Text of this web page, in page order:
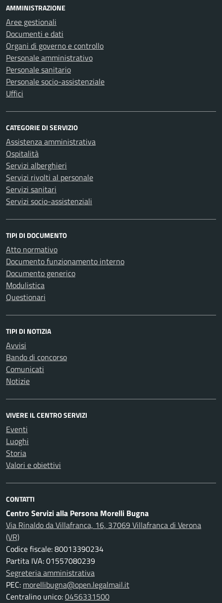
AMMINISTRAZIONE
Aree gestionali
Documenti e dati
Organi di governo e controllo
Personale amministrativo
Personale sanitario
Personale socio-assistenziale
Uffici
CATEGORIE DI SERVIZIO
Assistenza amministrativa
Ospitalità
Servizi alberghieri
Servizi rivolti al personale
Servizi sanitari
Servizi socio-assistenziali
TIPI DI DOCUMENTO
Atto normativo
Documento funzionamento interno
Documento generico
Modulistica
Questionari
TIPI DI NOTIZIA
Avvisi
Bando di concorso
Comunicati
Notizie
VIVERE IL CENTRO SERVIZI
Eventi
Luoghi
Storia
Valori e obiettivi
CONTATTI
Centro Servizi alla Persona Morelli Bugna
Via Rinaldo da Villafranca, 16, 37069 Villafranca di Verona
(VR)
Codice fiscale: 80013390234
Partita IVA: 01557080239
Segreteria amministrativa
PEC: morellibugna@open.legalmail.it
Centralino unico:0456331500